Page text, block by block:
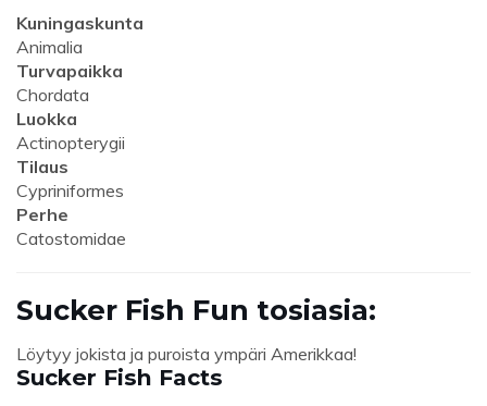
Kuningaskunta
Animalia
Turvapaikka
Chordata
Luokka
Actinopterygii
Tilaus
Cypriniformes
Perhe
Catostomidae
Sucker Fish Fun tosiasia:
Löytyy jokista ja puroista ympäri Amerikkaa!
Sucker Fish Facts